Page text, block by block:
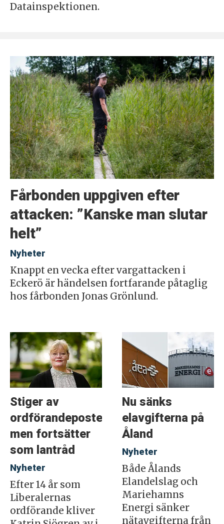
Datainspektionen.
Fårbonden uppgiven efter
attacken: ”Kanske man slutar
helt”
Nyheter
Knappt en vecka efter vargattacken i
Eckerö är händelsen fortfarande påtaglig
hos fårbonden Jonas Grönlund.
Stiger av
ordförandeposten
men fortsätter
som lantråd
Nyheter
Efter 14 år som
Liberalernas
ordförande kliver
Nu sänks
elavgifterna på
Åland
Nyheter
Både Ålands
Elandelslag och
Mariehamns
Energi sänker
nätavgifterna från